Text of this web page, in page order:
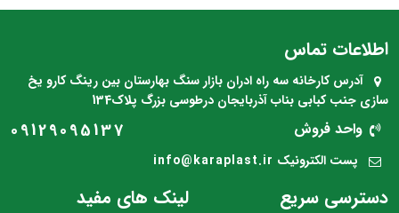
لینک های مفید دسترسی سریع
اطلاعات تماس
آدرس کارخانه سه راه ادران بازار سنگ بهارستان بین رینگ کارو یخ
سازی جنب کبابی بناب آذربایجان درطوسی بزرگ پلاک134
واحد فروش 09129095137
پست الکترونیک info@karaplast.ir